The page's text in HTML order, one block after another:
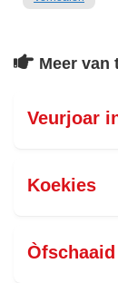
Meer van
Veurjoar
Koekies